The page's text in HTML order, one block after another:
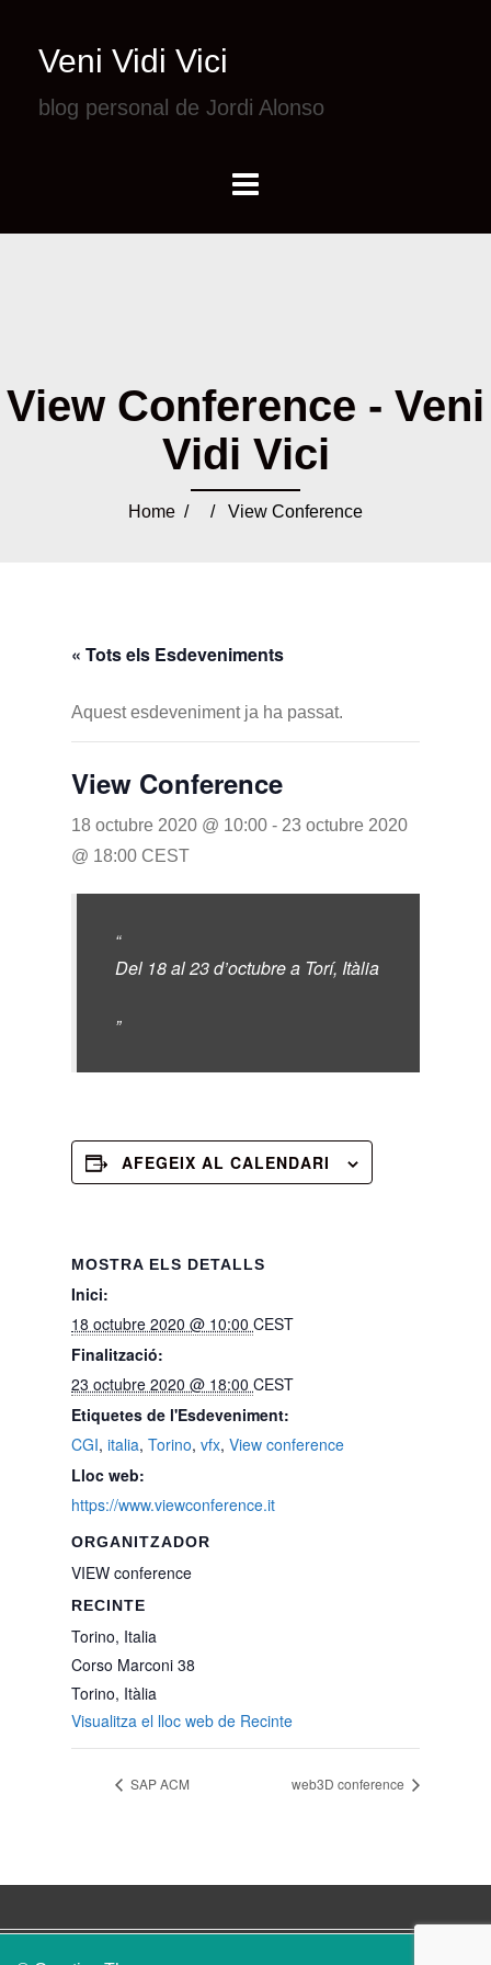
Veni Vidi Vici
blog personal de Jordi Alonso
View Conference - Veni
Vidi Vici
Home / / View Conference
« Tots els Esdeveniments
Aquest esdeveniment ja ha passat.
View Conference
18 octubre 2020 @ 10:00 - 23 octubre 2020
@ 18:00 CEST
Del 18 al 23 d’octubre a Torí, Itàlia
AFEGEIX AL CALENDARI
MOSTRA ELS DETALLS
Inici:
18 octubre 2020 @ 10:00 CEST
Finalització:
23 octubre 2020 @ 18:00 CEST
Etiquetes de l'Esdeveniment:
CGI, italia, Torino, vfx, View conference
Lloc web:
https://www.viewconference.it
RECINTE
Torino, Italia
Corso Marconi 38
Torino, Itàlia
Visualitza el lloc web de Recinte
ORGANITZADOR
VIEW conference
SAP ACM web3D conference